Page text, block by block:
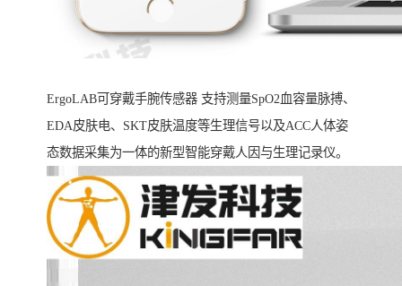
ErgoLAB可穿戴手腕传感器 支持测量SpO2血容量脉搏、
EDA皮肤电、SKT皮肤温度等生理信号以及ACC人体姿
态数据采集为一体的新型智能穿戴人因与生理记录仪。